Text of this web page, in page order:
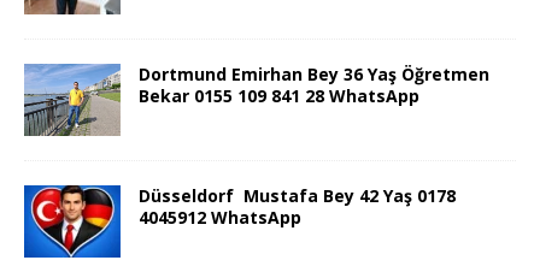
Dortmund Emirhan Bey 36 Yaş Öğretmen
Bekar 0155 109 841 28 WhatsApp
Düsseldorf Mustafa Bey 42 Yaş 0178
4045912 WhatsApp